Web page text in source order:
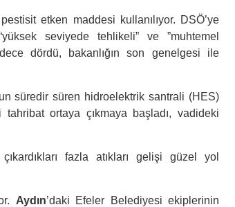
etken maddesi kullanılıyor. DSÖ’ye
seviyede tehlikeli” ve ”muhtemel
dördü, bakanlığın son genelgesi ile
süredir süren hidroelektrik santrali (HES)
tahribat ortaya çıkmaya başladı, vadideki
fazla atıkları gelişi güzel yol
Aydın’daki Efeler Belediyesi ekiplerinin